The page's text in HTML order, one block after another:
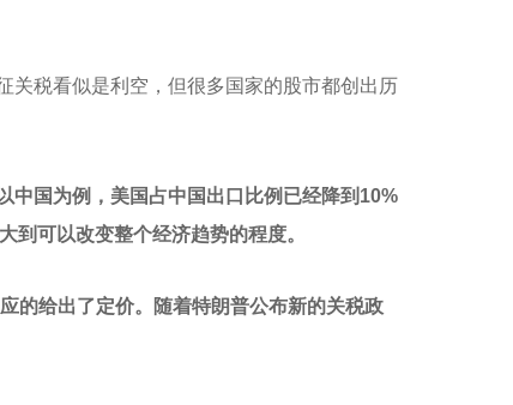
关税看似是利空，但很多国家的股市都创出历
中国为例，美国占中国出口比例已经降到10%
到可以改变整个经济趋势的程度。
的给出了定价。随着特朗普公布新的关税政